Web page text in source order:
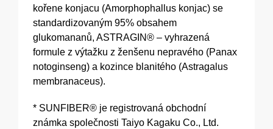
kořene konjacu (Amorphophallus konjac) se
standardizovaným 95% obsahem
glukomananů, ASTRAGIN® – vyhrazená
formule z výtažku z ženšenu nepravého (Panax
notoginseng) a kozince blanitého (Astragalus
membranaceus).
* SUNFIBER® je registrovaná obchodní
známka společnosti Taiyo Kagaku Co., Ltd.